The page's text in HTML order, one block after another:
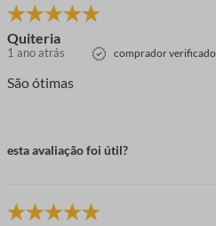
Quiteria
1 ano atrás comprador verificado
São ótimas
esta avaliação foi útil?